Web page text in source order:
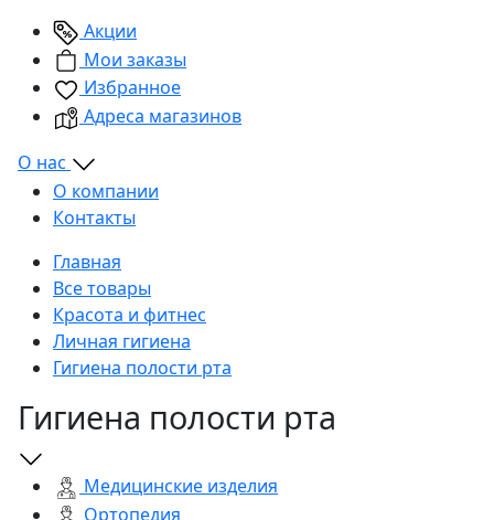
Акции
Мои заказы
Избранное
Адреса магазинов
О нас
О компании
Контакты
Главная
Все товары
Красота и фитнес
Личная гигиена
Гигиена полости рта
Гигиена полости рта
Медицинские изделия
Ортопедия